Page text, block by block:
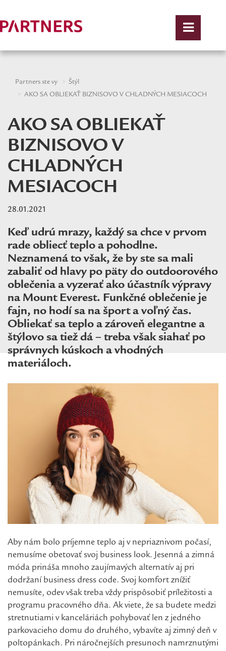
Partners ste vy
Štýl
AKO SA OBLIEKAŤ BIZNISOVO V CHLADNÝCH MESIACOCH
AKO SA OBLIEKAŤ
BIZNISOVO V
CHLADNÝCH
MESIACOCH
28.01.2021
Keď udrú mrazy, každý sa chce v prvom
rade obliecť teplo a pohodlne.
Neznamená to však, že by ste sa mali
zabaliť od hlavy po päty do outdoorového
oblečenia a vyzerať ako účastník výpravy
na Mount Everest. Funkčné oblečenie je
fajn, no hodí sa na šport a voľný čas.
Obliekať sa teplo a zároveň elegantne a
štýlovo sa tiež dá – treba však siahať po
správnych kúskoch a vhodných
materiáloch.
Aby nám bolo príjemne teplo aj v nepriaznivom počasí,
nemusíme obetovať svoj business look. Jesenná a zimná
móda prináša mnoho zaujímavých alternatív aj pri
dodržaní business dress code. Svoj komfort znížiť
nemusíte, odev však treba vždy prispôsobiť príležitosti a
programu pracovného dňa. Ak viete, že sa budete medzi
stretnutiami v kanceláriách pohybovať len z jedného
parkovacieho domu do druhého, vybavíte aj zimný deň v
poltopánkach. Pri náročnejších presunoch namrznutými